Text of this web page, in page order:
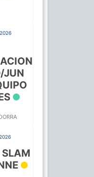
JUN
SLAM